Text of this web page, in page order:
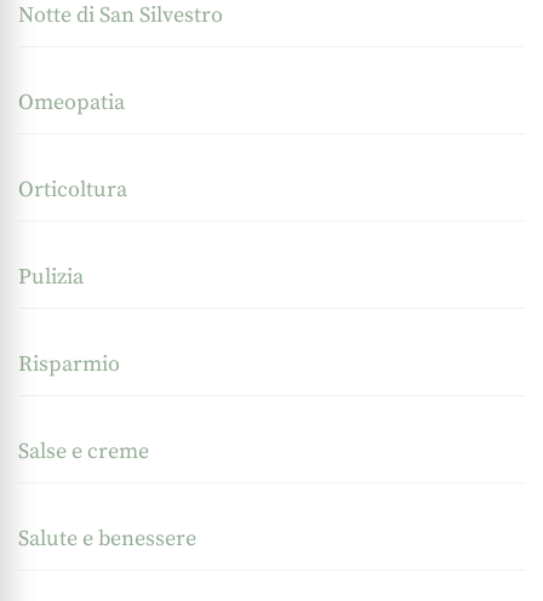
Notte di San Silvestro
Omeopatia
Orticoltura
Pulizia
Risparmio
Salse e creme
Salute e benessere